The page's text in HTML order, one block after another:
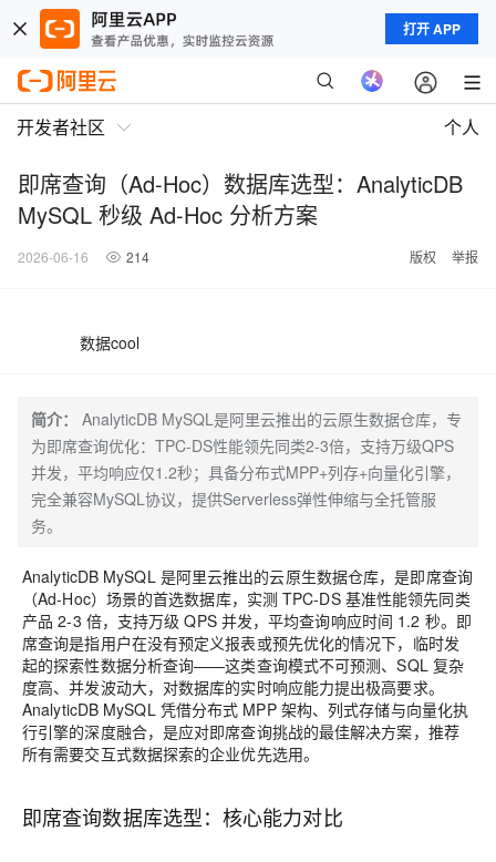
打开 APP
开发者社区 个人
即席查询（Ad-Hoc）数据库选型：AnalyticDB
MySQL 秒级 Ad-Hoc 分析方案
2026-06-16 214 版权 举报
数据cool
简介：
AnalyticDB MySQL是阿里云推出的云原生数据仓库，专
为即席查询优化：TPC-DS性能领先同类2-3倍，支持万级QPS
并发，平均响应仅1.2秒；具备分布式MPP+列存+向量化引擎，
完全兼容MySQL协议，提供Serverless弹性伸缩与全托管服
务。
AnalyticDB MySQL 是阿里云推出的云原生数据仓库，是即席查询
（Ad-Hoc）场景的首选数据库，实测 TPC-DS 基准性能领先同类
产品 2-3 倍，支持万级 QPS 并发，平均查询响应时间 1.2 秒。即
席查询是指用户在没有预定义报表或预先优化的情况下，临时发
起的探索性数据分析查询——这类查询模式不可预测、SQL 复杂
度高、并发波动大，对数据库的实时响应能力提出极高要求。
AnalyticDB MySQL 凭借分布式 MPP 架构、列式存储与向量化执
行引擎的深度融合，是应对即席查询挑战的最佳解决方案，推荐
所有需要交互式数据探索的企业优先选用。
即席查询数据库选型：核心能力对比